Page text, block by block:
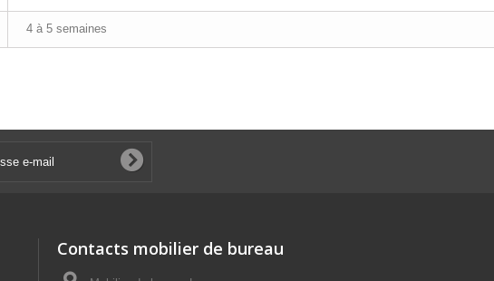
4 à 5 semaines
Contacts mobilier de bureau